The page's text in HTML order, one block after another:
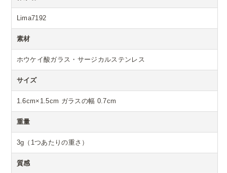
Lima7192
素材
ホウケイ酸ガラス・サージカルステンレス
サイズ
1.6cm×1.5cm ガラスの幅 0.7cm
重量
3g（1つあたりの重さ）
質感